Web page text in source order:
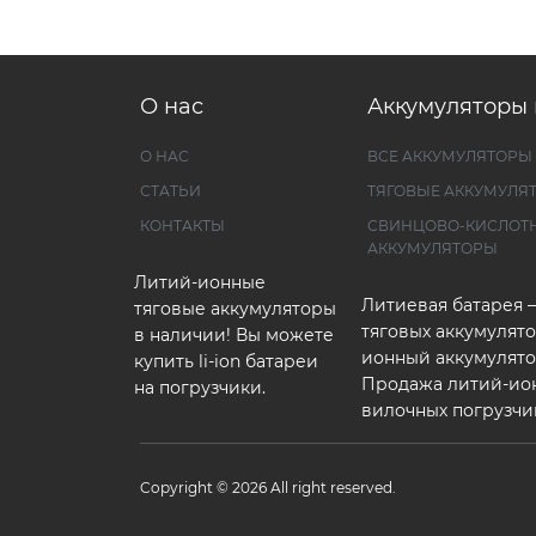
О нас
О НАС
СТАТЬИ
КОНТАКТЫ
Литий-ионные
тяговые аккумуляторы
в наличии! Вы можете
купить li-ion батареи
на погрузчики.
Аккумуляторы
ВСЕ АККУМУЛЯТОРЫ
ТЯГОВЫЕ
СВИНЦОВО-
АККУМУЛЯТОРЫ
Литиевая батарея
тяговых
ионный
Продажа литий-
вилочных
Copyright © 2026 All right reserved.